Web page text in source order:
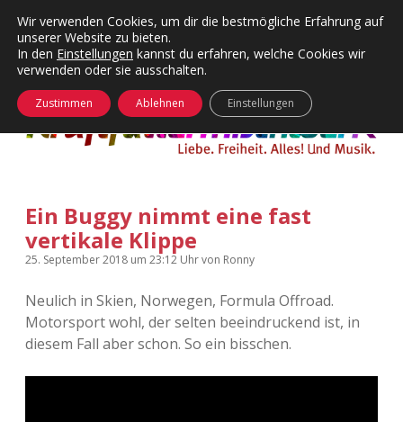
Kategorien
Menü
24 Hours Chilling
Die Wende
KFMW-Disco
kfmw.stuff
Kopfkinomusik
Nur mal so
KFMW-Disco
Dates
Contact
Adventskalender
Adventskalender 2010
Adventskalender 2011
facebook
instagram
rss soundcloud
vimeoBluesky
öffnen
Ein Buggy nimmt eine fast
vertikale Klippe
25. September 2018 um 23:12 Uhrvon Ronny
Neulich in Skien, Norwegen, Formula Offroad.
Motorsport wohl, der selten beeindruckend ist, in
diesem Fall aber schon. So ein bisschen.
Wir verwenden Cookies, um dir die bestmögliche Erfahrung auf
unserer Website zu bieten.
In den Einstellungen kannst du erfahren, welche Cookies wir
verwenden oder sie ausschalten.
Zustimmen Ablehnen Einstellungen